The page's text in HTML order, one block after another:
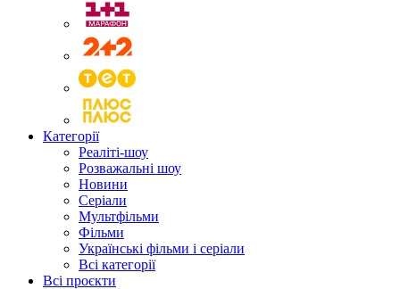
Категорії
Реаліті-шоу
Розважальні шоу
Новини
Серіали
Мультфільми
Фільми
Українські фільми і серіали
Всі категорії
Всі проєкти